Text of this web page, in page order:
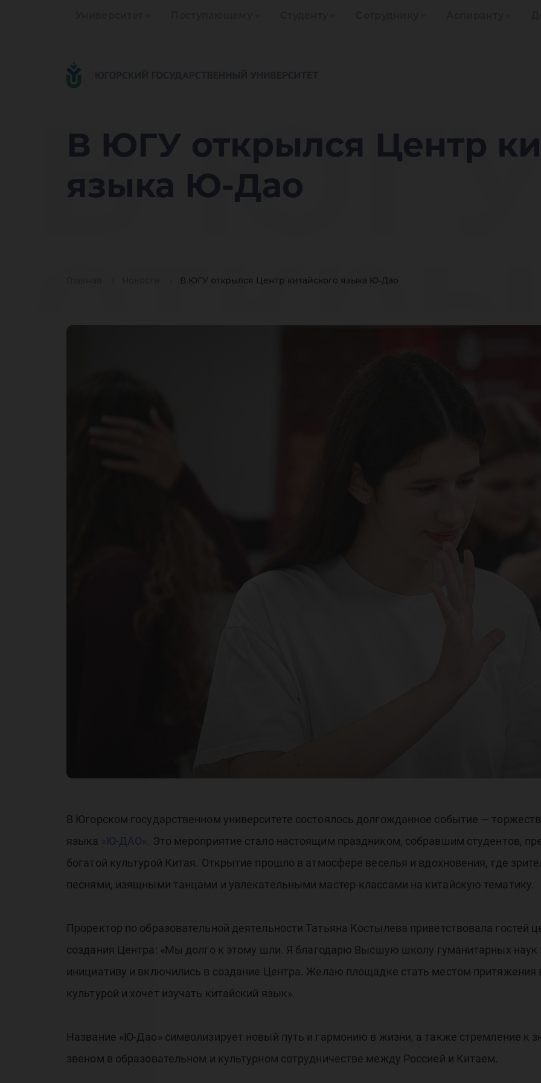
В ЮГУ открылся Центр
языка Ю-Дао
В ЮГУ открылся Центр китайского языка Ю-Дао
В
Дао
В Югорском государственном университете состоялось долгожданное событие —
языка «Ю-ДАО». Это мероприятие стало настоящим праздником, собравшим студентов,
богатой культурой Китая. Открытие прошло в атмосфере веселья и вдохновения, где
песнями, изящными танцами и увлекательными мастер-классами на китайскую тематику.
Проректор по образовательной деятельности Татьяна Костылева приветствовала гостей
создания Центра: «Мы долго к этому шли. Я благодарю Высшую школу гуманитарных наук
инициативу и включились в создание Центра. Желаю площадке стать местом притяжения
культурой и хочет изучать китайский язык».
Название «Ю-Дао» символизирует новый путь и гармонию в жизни, а также стремление к
звеном в образовательном и культурном сотрудничестве между Россией и Китаем.